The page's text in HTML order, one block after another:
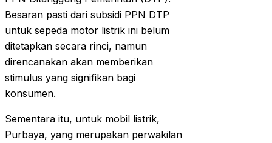
Besaran pasti dari subsidi PPN DTP
untuk sepeda motor listrik ini belum
ditetapkan secara rinci, namun
direncanakan akan memberikan
stimulus yang signifikan bagi
konsumen.
Sementara itu, untuk mobil listrik,
Purbaya, yang merupakan perwakilan